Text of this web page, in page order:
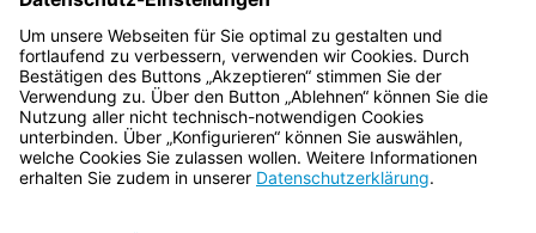
August 1996 (GVBl. S. 396, 449, BayRS 2129-2-1-U), das
zuletzt durch § 52 des Gesetzes vom 26. März 2026 (GVBl.
S. 75) geändert worden ist
Bayern.de
BayernPortal